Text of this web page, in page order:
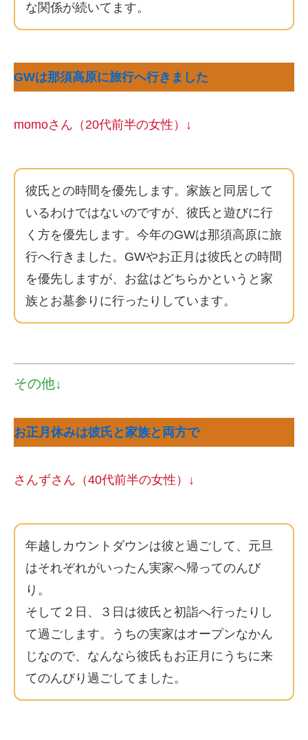
な関係が続いてます。
GWは那須高原に旅行へ行きました
momoさん（20代前半の女性）↓
彼氏との時間を優先します。家族と同居して
いるわけではないのですが、彼氏と遊びに行
く方を優先します。今年のGWは那須高原に旅
行へ行きました。GWやお正月は彼氏との時間
を優先しますが、お盆はどちらかというと家
族とお墓参りに行ったりしています。
その他↓
お正月休みは彼氏と家族と両方で
さんずさん（40代前半の女性）↓
年越しカウントダウンは彼と過ごして、元旦
はそれぞれがいったん実家へ帰ってのんび
り。
そして２日、３日は彼氏と初詣へ行ったりし
て過ごします。うちの実家はオープンなかん
じなので、なんなら彼氏もお正月にうちに来
てのんびり過ごしてました。